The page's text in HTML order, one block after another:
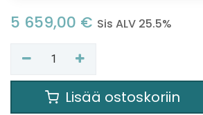
5 659,00 € Sis ALV 25.5%
Lisää ostoskoriin